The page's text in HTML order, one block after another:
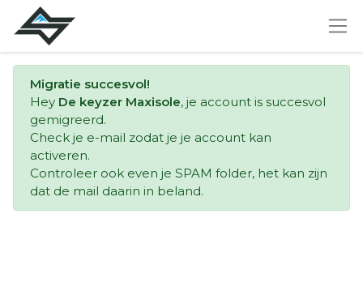
Migratie succesvol!
Hey De keyzer Maxisole, je account is succesvol
gemigreerd.
Check je e-mail zodat je je account kan
activeren.
Controleer ook even je SPAM folder, het kan zijn
dat de mail daarin in beland.